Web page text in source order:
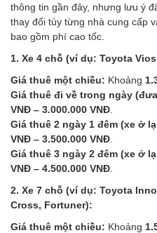
thông tin gần đây, nhưng lưu ý
thay đổi tùy từng nhà cung cấp
bao gồm phí cao tốc.
1. Xe 4 chỗ (ví dụ: Toyota
Giá thuê một chiều: Khoảng
Giá thuê đi về trong ngày
VNĐ – 3.000.000 VNĐ
Giá thuê 2 ngày 1 đêm (xe ở
VNĐ – 3.500.000 VNĐ
Giá thuê 3 ngày 2 đêm (xe ở
VNĐ – 4.500.000 VNĐ
2. Xe 7 chỗ (ví dụ: Toyota
Cross, Fortuner):
Giá thuê một chiều: Khoảng